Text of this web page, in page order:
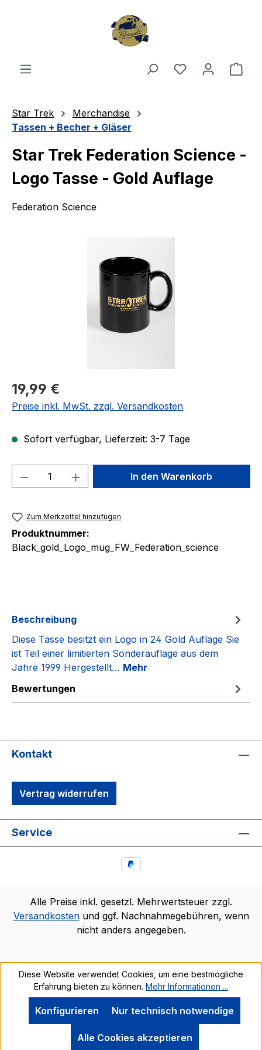
Du hast 0
Star Trek
Merchandise
Tassen + Becher + Gläser
Star Trek Federation Science -
Logo Tasse - Gold Auflage
Federation Science
Regulärer Preis:
19,99 €
Preise inkl. MwSt. zzgl. Versandkosten
Sofort verfügbar, Lieferzeit: 3-7 Tage
Produkt Anzahl: Gib denIn den Warenkorb
Zum Merkzettel hinzufügen
Produktnummer:
Black_gold_Logo_mug_FW_Federation_science
Beschreibung
Diese Tasse besitzt ein Logo in 24 Gold Auflage Sie
ist Teil einer limitierten Sonderauflage aus dem
Jahre 1999 Hergestellt… Mehr
Bewertungen
Kontakt
Vertrag widerrufen
Service
Alle Preise inkl. gesetzl. Mehrwertsteuer zzgl.
Versandkostenund ggf. Nachnahmegebühren, wenn
nicht anders angegeben.
Diese Website verwendet Cookies, um eine bestmögliche
Erfahrung bieten zu können. Mehr Informationen ...
Nur technisch notwendige
Konfigurieren
Alle Cookies akzeptieren